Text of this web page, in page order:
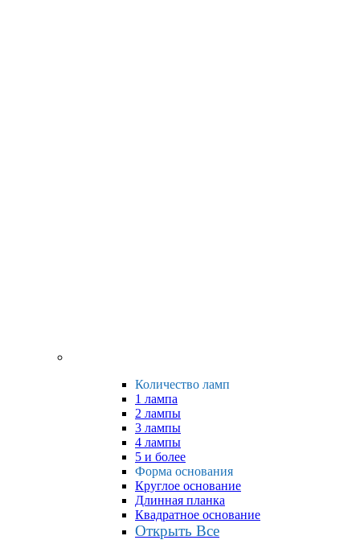
Количество ламп
1 лампа
2 лампы
3 лампы
4 лампы
5 и более
Форма основания
Круглое основание
Длинная планка
Квадратное основание
Открыть Все